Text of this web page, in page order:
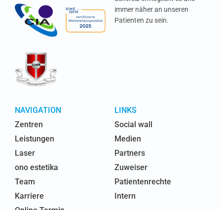
NAVIGATION
Zentren
Leistungen
Laser
ono estetika
Team
Karriere
LINKS
Social wall
Medien
Partners
Zuweiser
Patientenrechte
Intern
immer näher an unseren
Patienten zu sein.